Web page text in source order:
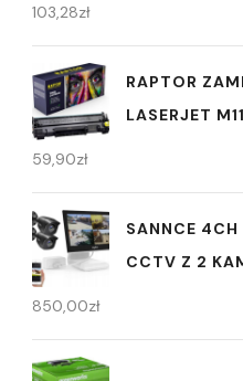
103,28zł
RAPTOR
LASERJET
59,90zł
SANNCE
CCTV Z 2
850,00zł